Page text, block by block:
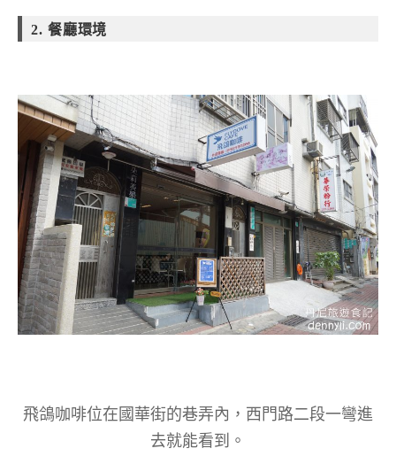
2. 餐廳環境
飛鴿咖啡位在國華街的巷弄內，西門路二段一彎進
去就能看到。